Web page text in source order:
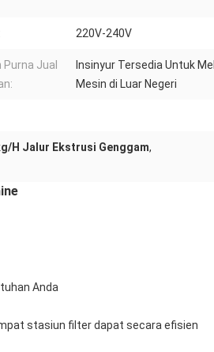
220V-240V
Purna Jual
Insinyur Tersedia Untuk
Mesin di Luar Negeri
H Jalur Ekstrusi Genggam,
Anda
stasiun filter dapat secara efisien